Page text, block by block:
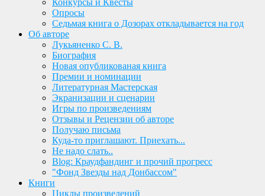
Конкурсы и Квесты
Опросы
Седьмая книга о Дозорах откладывается на год
Об авторе
Лукьяненко С. В.
Биография
Новая опубликованая книга
Премии и номинации
Литературная Мастерская
Экранизации и сценарии
Игры по произведениям
Отзывы и Рецензии об авторе
Получаю письма
Куда-то приглашают. Приехать...
Не надо слать..
Blog: Краудфандинг и прочий прогресс
"Фонд Звезды над Донбассом"
Книги
Циклы произведений